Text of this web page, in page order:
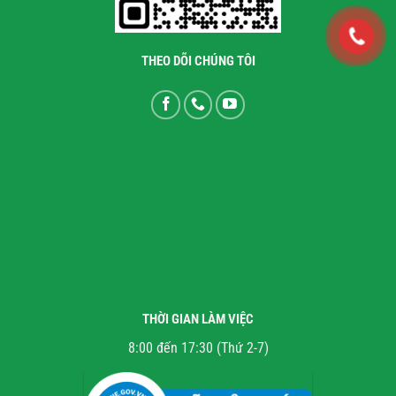
THEO DÕI CHÚNG TÔI
THỜI GIAN LÀM VIỆC
8:00 đến 17:30 (Thứ 2-7)